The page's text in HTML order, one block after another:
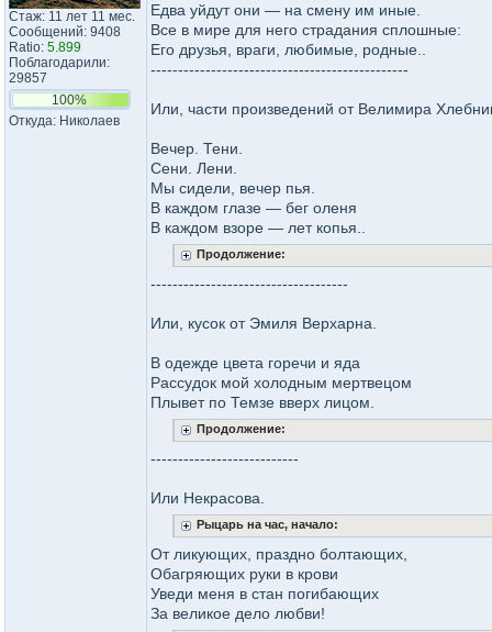
Стаж: 11 лет 11 мес.
Сообщений: 9408
Ratio: 5.899
Поблагодарили:
29857
100%
Откуда: Николаев
Едва уйдут они — на смену им иные.
Все в мире для него страдания сплошные:
Его друзья, враги, любимые, родные..
-----------------------------------------------
Или, части произведений от Велимира
Вечер. Тени.
Сени. Лени.
Мы сидели, вечер пья.
В каждом глазе — бег оленя
В каждом взоре — лет копья..
Продолжение:
------------------------------------
Или, кусок от Эмиля Верхарна.
В одежде цвета горечи и яда
Рассудок мой холодным мертвецом
Плывет по Темзе вверх лицом.
Продолжение:
---------------------------
Или Некрасова.
Рыцарь на час, начало:
От ликующих, праздно болтающих,
Обагряющих руки в крови
Уведи меня в стан погибающих
За великое дело любви!